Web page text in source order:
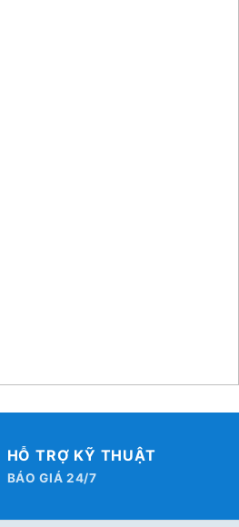
HỖ TRỢ KỸ THUẬT
BÁO GIÁ 24/7